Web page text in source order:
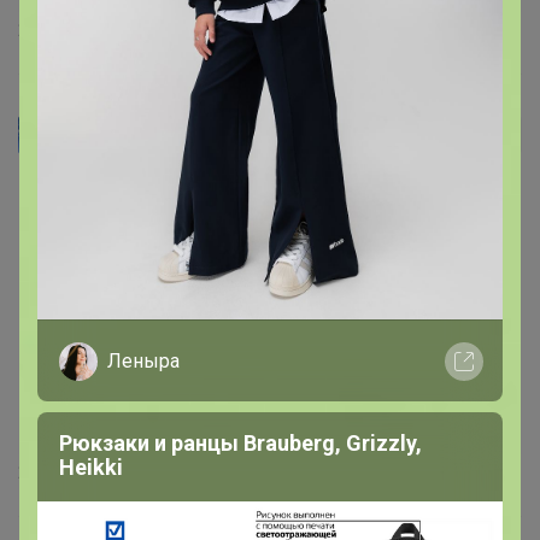
28 июня, 2026 13:26
Автор уже получил заказ!
Если честно, совсем не ожидала такое великолепное
качество за такую цену. Купила себе и дочерям и
пришла снова. Плотный, но мягкий и одновременно
легкий хлопок, держит форму и выглядит дорого.
Стирали и не раз уже футболки, ничего им не стало,
участники тоже увидели живьем, уже​ заказали и
ждут. Ну и мы хотим в других расцветках.
Рекомендую однозначно! ​​​​​​​​​​​​​​​​​​​​​​
26 июня, 2026 17:23
Леныра
Рюкзаки и ранцы Brauberg, Grizzly,
Heikki